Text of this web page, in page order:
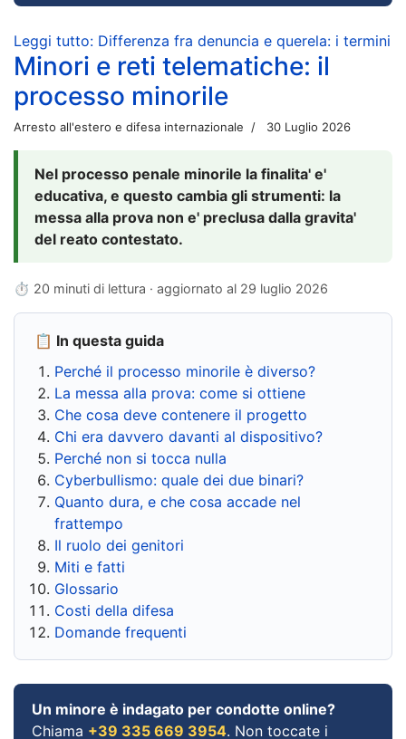
Leggi tutto: Differenza fra denuncia e querela: i termini
Minori e reti telematiche: il
processo minorile
Arresto all'estero e difesa internazionale 30 Luglio 2026
Nel processo penale minorile la finalita' e'
educativa, e questo cambia gli strumenti: la
messa alla prova non e' preclusa dalla gravita'
del reato contestato.
⏱ 20 minuti di lettura · aggiornato al 29 luglio 2026
📋 In questa guida
Perché il processo minorile è diverso?
La messa alla prova: come si ottiene
Che cosa deve contenere il progetto
Chi era davvero davanti al dispositivo?
Perché non si tocca nulla
Cyberbullismo: quale dei due binari?
Quanto dura, e che cosa accade nel
frattempo
Il ruolo dei genitori
Miti e fatti
Glossario
Costi della difesa
Domande frequenti
Un minore è indagato per condotte online?
Chiama +39 335 669 3954. Non toccate i